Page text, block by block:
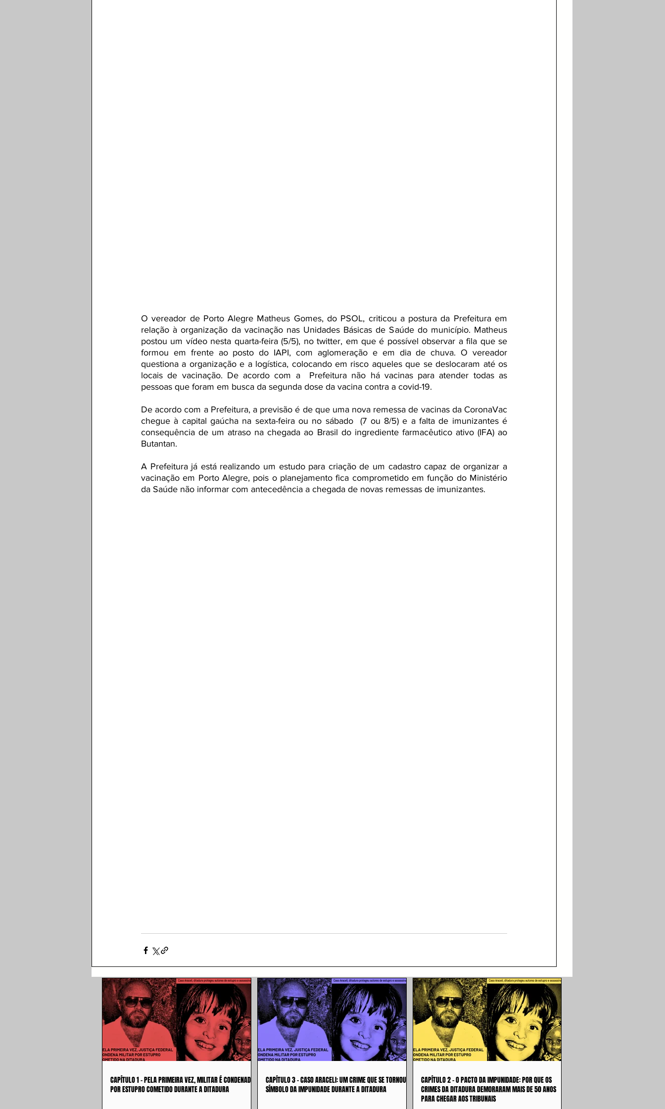
O vereador de Porto Alegre Matheus Gomes, do PSOL, criticou a postura da Prefeitura em
relação à organização da vacinação nas Unidades Básicas de Saúde do município. Matheus
postou um vídeo nesta quarta-feira (5/5), no twitter, em que é possível observar a fila que se
formou em frente ao posto do IAPI, com aglomeração e em dia de chuva. O vereador
questiona a organização e a logística, colocando em risco aqueles que se deslocaram até os
locais de vacinação. De acordo com a  Prefeitura não há vacinas para atender todas as
pessoas que foram em busca da segunda dose da vacina contra a covid-19.
De acordo com a Prefeitura, a previsão é de que uma nova remessa de vacinas da CoronaVac
chegue à capital gaúcha na sexta-feira ou no sábado  (7 ou 8/5) e a falta de imunizantes é
consequência de um atraso na chegada ao Brasil do ingrediente farmacêutico ativo (IFA) ao
Butantan.
A Prefeitura já está realizando um estudo para criação de um cadastro capaz de organizar a
vacinação em Porto Alegre, pois o planejamento fica comprometido em função do Ministério
da Saúde não informar com antecedência a chegada de novas remessas de imunizantes.
CAPÍTULO 1 - PELA PRIMEIRA VEZ, MILITAR É CONDENADO
POR ESTUPRO COMETIDO DURANTE A DITADURA
CAPÍTULO 3 - CASO ARACELI: UM CRIME QUE SE TORNOU
SÍMBOLO DA IMPUNIDADE DURANTE A DITADURA
CAPÍTULO 2 - O PACTO DA IMPUNIDADE: POR QUE OS
CRIMES DA DITADURA DEMORARAM MAIS DE 50 ANOS
PARA CHEGAR AOS TRIBUNAIS